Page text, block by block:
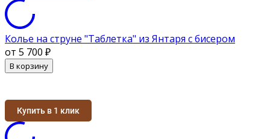
Колье на струне "Таблетка" из Янтаря с бисером
от 5 700 ₽
В корзину
Купить в 1 клик